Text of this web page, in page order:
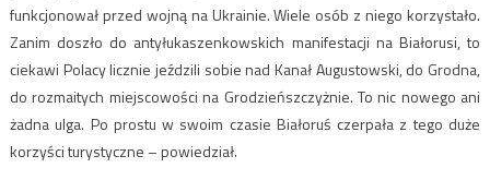
funkcjonował przed wojną na Ukrainie. Wiele osób z niego korzystało.
Zanim doszło do antyłukaszenkowskich manifestacji na Białorusi, to
ciekawi Polacy licznie jeździli sobie nad Kanał Augustowski, do Grodna,
do rozmaitych miejscowości na Grodzieńszczyżnie. To nic nowego ani
żadna ulga. Po prostu w swoim czasie Białoruś czerpała z tego duże
korzyści turystyczne – powiedział.